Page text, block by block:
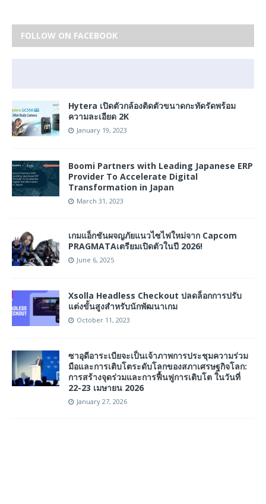
FOLLOW ON FACEBOOK
Hytera เปิดตัวกล้องติดตัวขนาดกะทัดรัดพร้อม
ความละเอียด 2K
January 19, 2023
Boomi Partners with Leading Japanese ERP
Provider To Accelerate Digital
Transformation in Japan
March 31, 2023
เกมแอ็กชันผจญภัยแนวไซไฟใหม่จาก Capcom
PRAGMATAเตรียมเปิดตัวในปี 2026!
June 6, 2025
Xsolla Headless Checkout ปลดล็อกการปรับ
แต่งขั้นสูงสำหรับนักพัฒนาเกม
October 11, 2023
ซาอุดีอาระเบียจะเป็นเจ้าภาพการประชุมความร่วม
มือและการเติบโตระดับโลกของสภาเศรษฐกิจโลก:
การสร้างจุดร่วมและการฟื้นฟูการเติบโต ในวันที่
22-23 เมษายน 2026
January 27, 2026